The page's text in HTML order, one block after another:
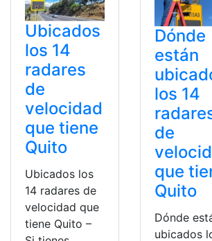
Ubicados
los 14
radares
de
velocidad
que tiene
Quito
Ubicados los
14 radares de
velocidad que
tiene Quito –
Dónde
están
los 14
de
que
Quito
Dónde
ubicados